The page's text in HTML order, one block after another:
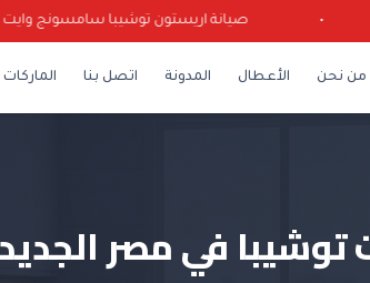
صيانة اريستون توشيبا سامسونج وايت
من نحن الأعطال المدونة اتصل بنا
توشيبا في مصر